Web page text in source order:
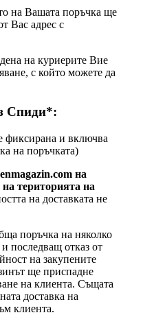
на Вашата поръчка ще
Вас адрес с
на куриерите Вие
с който можете да
Спиди*:
фиксирана и включва
на поръчката)
на
на територията на
на доставката не
поръчка на няколко
последващ отказ от
на закупените
ще приспадне
на клиента. Същата
доставка на
клиента.